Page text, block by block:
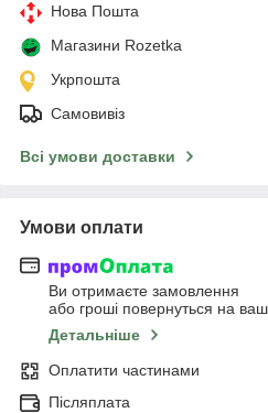
Нова Пошта
Магазини Rozetka
Укрпошта
Самовивіз
Всі умови доставки
Умови оплати
Ви отримаєте замовлення
або гроші повернуться на
Детальніше
Оплатити частинами
Післяплата